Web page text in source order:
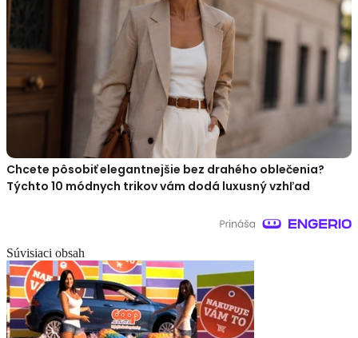
Chcete pôsobiť elegantnejšie bez drahého oblečenia?
Týchto 10 módnych trikov vám dodá luxusný vzhľad
Súvisiaci obsah